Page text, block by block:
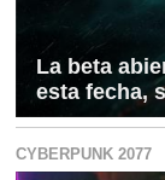
La beta
esta fecha,
CYBERPUNK 2077